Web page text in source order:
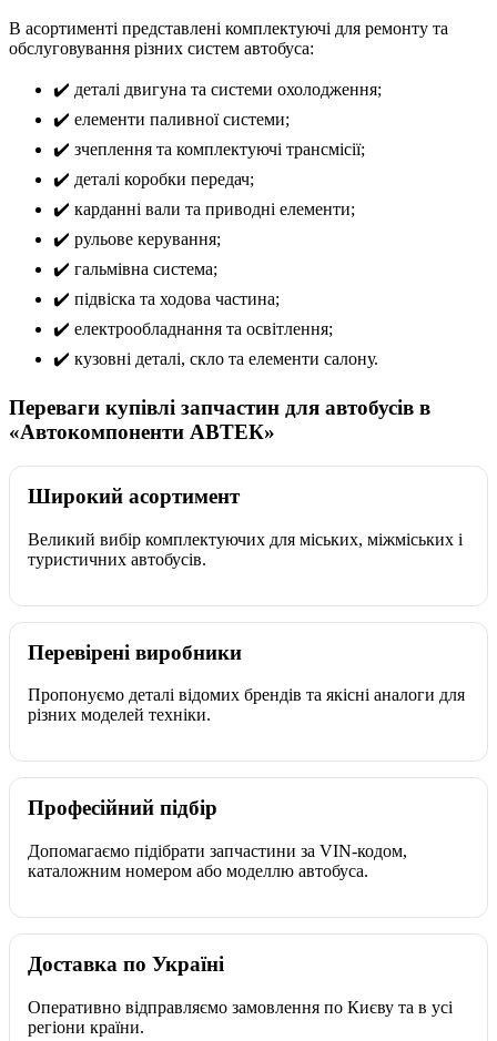
В асортименті представлені комплектуючі для ремонту та
обслуговування різних систем автобуса:
✔️ деталі двигуна та системи охолодження;
✔️ елементи паливної системи;
✔️ зчеплення та комплектуючі трансмісії;
✔️ деталі коробки передач;
✔️ карданні вали та приводні елементи;
✔️ рульове керування;
✔️ гальмівна система;
✔️ підвіска та ходова частина;
✔️ електрообладнання та освітлення;
✔️ кузовні деталі, скло та елементи салону.
Переваги купівлі запчастин для автобусів в
«Автокомпоненти АВТЕК»
Широкий асортимент
Великий вибір комплектуючих для міських, міжміських і
туристичних автобусів.
Перевірені виробники
Пропонуємо деталі відомих брендів та якісні аналоги для
різних моделей техніки.
Професійний підбір
Допомагаємо підібрати запчастини за VIN-кодом,
каталожним номером або моделлю автобуса.
Доставка по Україні
Оперативно відправляємо замовлення по Києву та в усі
регіони країни.